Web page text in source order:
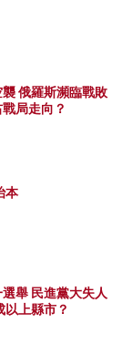
俄羅斯瀕臨戰敗
局走向？
本
舉 民進黨大失人
以上縣市？